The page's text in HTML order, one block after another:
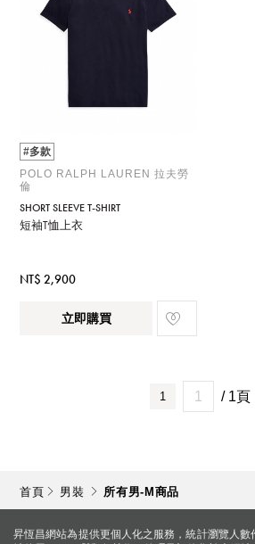
#多款
POLO RALPH LAUREN 拉夫勞
倫
SHORT SLEEVE T-SHIRT
短袖T恤上衣
NT$ 2,900
立即購買
1 / 1頁
首頁 男裝 所有男-M商品
昇恆昌網站為提供更個人化之服務，統計瀏覽人數